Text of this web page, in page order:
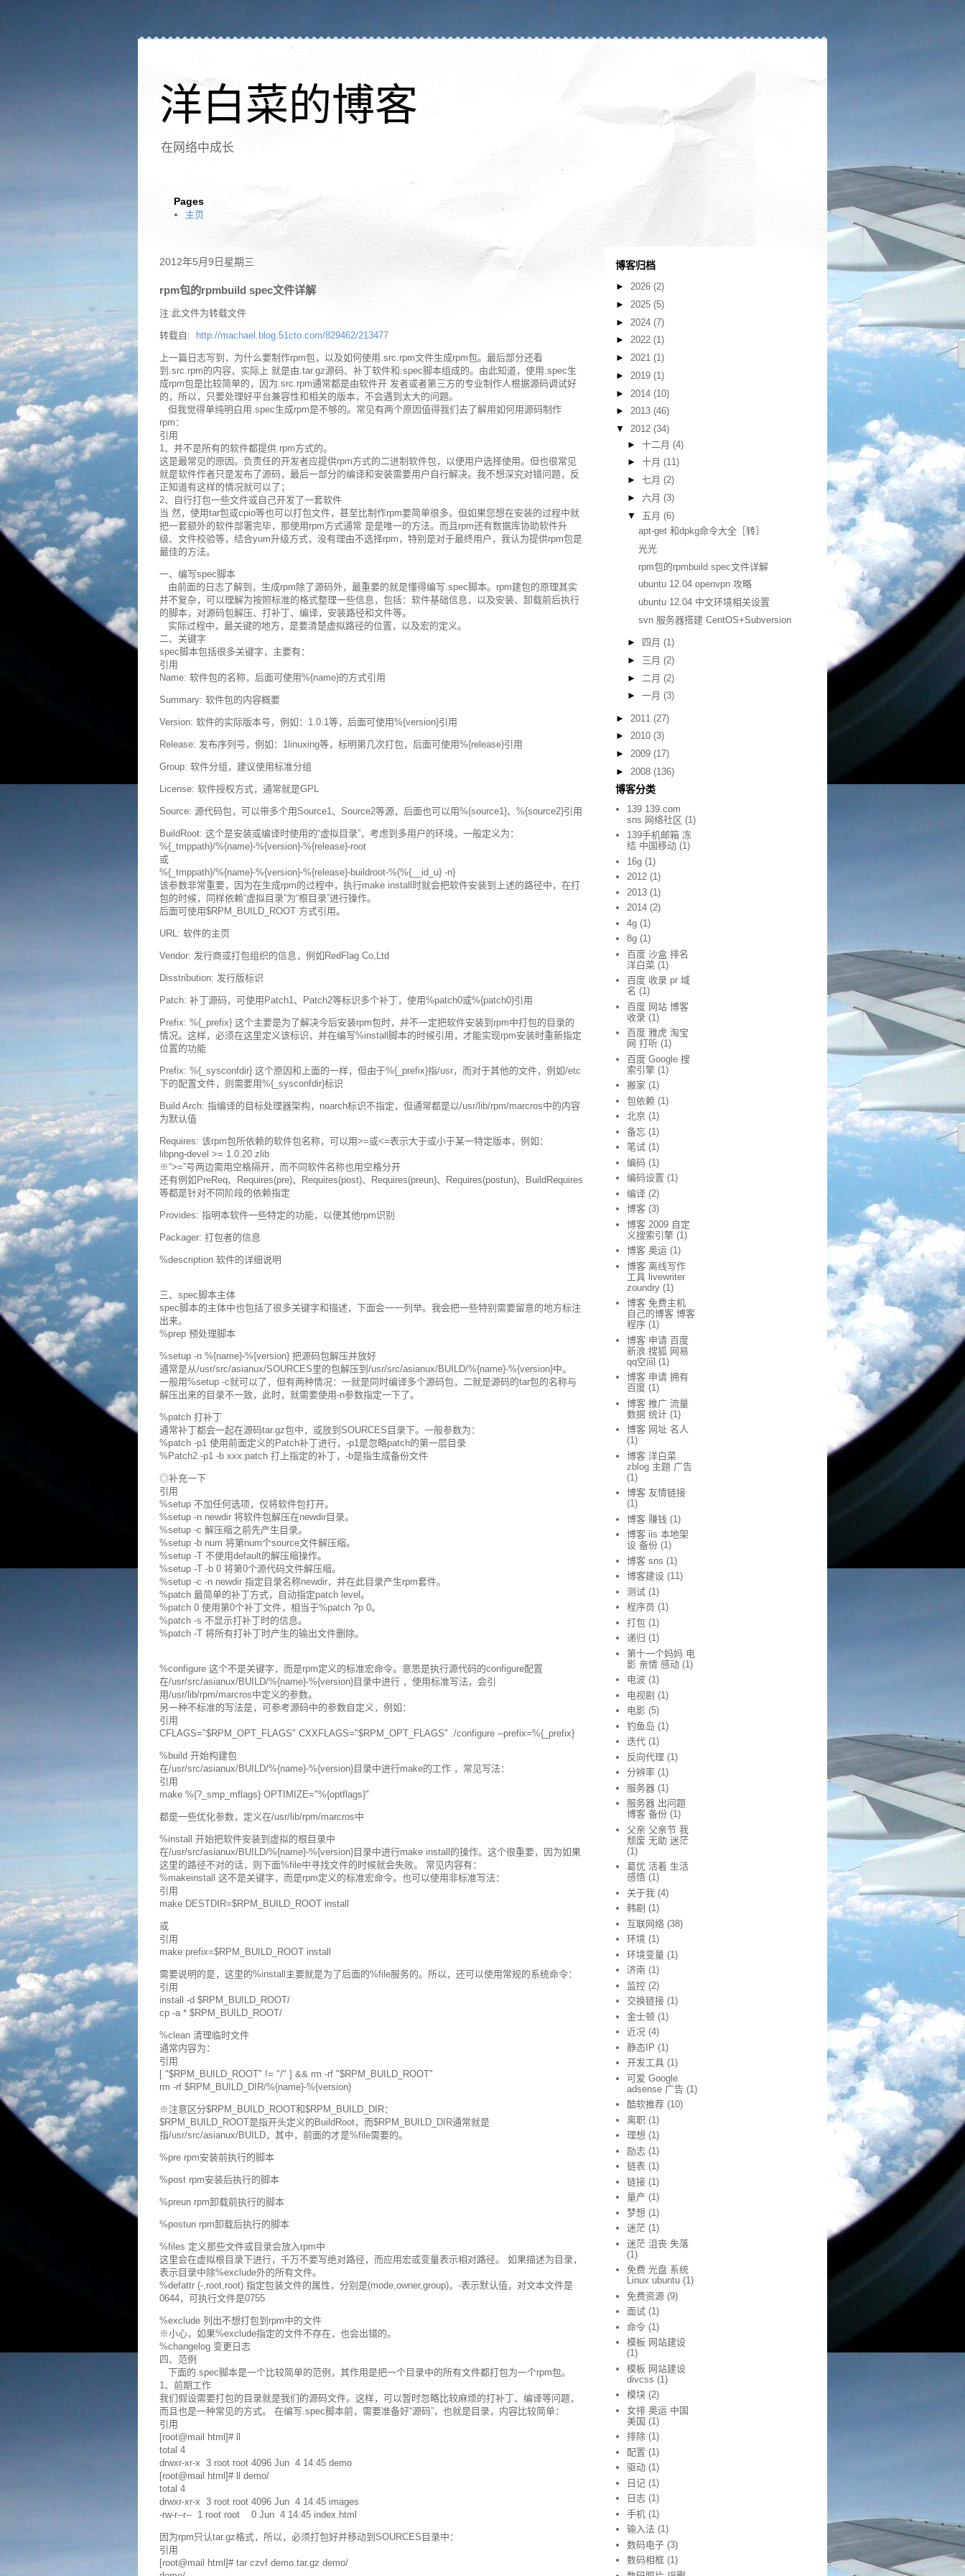
洋白菜的博客
在网络中成长
Pages
主页
2012年5月9日星期三
rpm包的rpmbuild spec文件详解
注:此文件为转载文件
转载自: http://machael.blog.51cto.com/829462/213477
上一篇日志写到，为什么要制作rpm包，以及如何使用.src.rpm文件生成rpm包。最后部分还看
到.src.rpm的内容，实际上 就是由.tar.gz源码、补丁软件和.spec脚本组成的。由此知道，使用.spec生
成rpm包是比较简单的，因为.src.rpm通常都是由软件开 发者或者第三方的专业制作人根据源码调试好
的，所以，只要处理好平台兼容性和相关的版本，不会遇到太大的问题。
但我觉得单纯明白用.spec生成rpm是不够的。常见有两个原因值得我们去了解用如何用源码制作
rpm：
引用
1、并不是所有的软件都提供.rpm方式的。
这是最常见的原因。负责任的开发者应提供rpm方式的二进制软件包，以便用户选择使用。但也很常见
就是软件作者只是发布了源码，最后一部分的编译和安装需要用户自行解决。我不想深究对错问题，反
正知道有这样的情况就可以了；
2、自行打包一些文件或自己开发了一套软件
当 然，使用tar包或cpio等也可以打包文件，甚至比制作rpm要简单很多。但如果您想在安装的过程中就
把一套额外的软件部署完毕，那使用rpm方式通常 是是唯一的方法。而且rpm还有数据库协助软件升
级、文件校验等，结合yum升级方式，没有理由不选择rpm，特别是对于最终用户，我认为提供rpm包是
最佳的方法。
一、编写spec脚本
由前面的日志了解到，生成rpm除了源码外，最重要的就是懂得编写.spec脚本。rpm建包的原理其实
并不复杂，可以理解为按照标准的格式整理一些信息，包括：软件基础信息，以及安装、卸载前后执行
的脚本，对源码包解压、打补丁、编译，安装路径和文件等。
实际过程中，最关键的地方，是要清楚虚拟路径的位置，以及宏的定义。
二、关键字
spec脚本包括很多关键字，主要有：
引用
Name: 软件包的名称，后面可使用%{name}的方式引用
Summary: 软件包的内容概要
Version: 软件的实际版本号，例如：1.0.1等，后面可使用%{version}引用
Release: 发布序列号，例如：1linuxing等，标明第几次打包，后面可使用%{release}引用
Group: 软件分组，建议使用标准分组
License: 软件授权方式，通常就是GPL
Source: 源代码包，可以带多个用Source1、Source2等源，后面也可以用%{source1}、%{source2}引用
BuildRoot: 这个是安装或编译时使用的“虚拟目录”，考虑到多用户的环境，一般定义为：
%{_tmppath}/%{name}-%{version}-%{release}-root
或
%{_tmppath}/%{name}-%{version}-%{release}-buildroot-%(%{__id_u} -n}
该参数非常重要，因为在生成rpm的过程中，执行make install时就会把软件安装到上述的路径中，在打
包的时候，同样依赖“虚拟目录”为“根目录”进行操作。
后面可使用$RPM_BUILD_ROOT 方式引用。
URL: 软件的主页
Vendor: 发行商或打包组织的信息，例如RedFlag Co,Ltd
Disstribution: 发行版标识
Patch: 补丁源码，可使用Patch1、Patch2等标识多个补丁，使用%patch0或%{patch0}引用
Prefix: %{_prefix} 这个主要是为了解决今后安装rpm包时，并不一定把软件安装到rpm中打包的目录的
情况。这样，必须在这里定义该标识，并在编写%install脚本的时候引用，才能实现rpm安装时重新指定
位置的功能
Prefix: %{_sysconfdir} 这个原因和上面的一样，但由于%{_prefix}指/usr，而对于其他的文件，例如/etc
下的配置文件，则需要用%{_sysconfdir}标识
Build Arch: 指编译的目标处理器架构，noarch标识不指定，但通常都是以/usr/lib/rpm/marcros中的内容
为默认值
Requires: 该rpm包所依赖的软件包名称，可以用>=或<=表示大于或小于某一特定版本，例如：
libpng-devel >= 1.0.20 zlib
※“>=”号两边需用空格隔开，而不同软件名称也用空格分开
还有例如PreReq、Requires(pre)、Requires(post)、Requires(preun)、Requires(postun)、BuildRequires
等都是针对不同阶段的依赖指定
Provides: 指明本软件一些特定的功能，以便其他rpm识别
Packager: 打包者的信息
%description 软件的详细说明
三、spec脚本主体
spec脚本的主体中也包括了很多关键字和描述，下面会一一列举。我会把一些特别需要留意的地方标注
出来。
%prep 预处理脚本
%setup -n %{name}-%{version} 把源码包解压并放好
通常是从/usr/src/asianux/SOURCES里的包解压到/usr/src/asianux/BUILD/%{name}-%{version}中。
一般用%setup -c就可以了，但有两种情况：一就是同时编译多个源码包，二就是源码的tar包的名称与
解压出来的目录不一致，此时，就需要使用-n参数指定一下了。
%patch 打补丁
通常补丁都会一起在源码tar.gz包中，或放到SOURCES目录下。一般参数为：
%patch -p1 使用前面定义的Patch补丁进行，-p1是忽略patch的第一层目录
%Patch2 -p1 -b xxx.patch 打上指定的补丁，-b是指生成备份文件
◎补充一下
引用
%setup 不加任何选项，仅将软件包打开。
%setup -n newdir 将软件包解压在newdir目录。
%setup -c 解压缩之前先产生目录。
%setup -b num 将第num个source文件解压缩。
%setup -T 不使用default的解压缩操作。
%setup -T -b 0 将第0个源代码文件解压缩。
%setup -c -n newdir 指定目录名称newdir，并在此目录产生rpm套件。
%patch 最简单的补丁方式，自动指定patch level。
%patch 0 使用第0个补丁文件，相当于%patch ?p 0。
%patch -s 不显示打补丁时的信息。
%patch -T 将所有打补丁时产生的输出文件删除。
%configure 这个不是关键字，而是rpm定义的标准宏命令。意思是执行源代码的configure配置
在/usr/src/asianux/BUILD/%{name}-%{version}目录中进行 ，使用标准写法，会引
用/usr/lib/rpm/marcros中定义的参数。
另一种不标准的写法是，可参考源码中的参数自定义，例如：
引用
CFLAGS="$RPM_OPT_FLAGS" CXXFLAGS="$RPM_OPT_FLAGS" ./configure --prefix=%{_prefix}
%build 开始构建包
在/usr/src/asianux/BUILD/%{name}-%{version}目录中进行make的工作 ，常见写法：
引用
make %{?_smp_mflags} OPTIMIZE="%{optflags}"
都是一些优化参数，定义在/usr/lib/rpm/marcros中
%install 开始把软件安装到虚拟的根目录中
在/usr/src/asianux/BUILD/%{name}-%{version}目录中进行make install的操作。这个很重要，因为如果
这里的路径不对的话，则下面%file中寻找文件的时候就会失败。 常见内容有：
%makeinstall 这不是关键字，而是rpm定义的标准宏命令。也可以使用非标准写法：
引用
make DESTDIR=$RPM_BUILD_ROOT install
或
引用
make prefix=$RPM_BUILD_ROOT install
需要说明的是，这里的%install主要就是为了后面的%file服务的。所以，还可以使用常规的系统命令：
引用
install -d $RPM_BUILD_ROOT/
cp -a * $RPM_BUILD_ROOT/
%clean 清理临时文件
通常内容为：
引用
[ "$RPM_BUILD_ROOT" != "/" ] && rm -rf "$RPM_BUILD_ROOT"
rm -rf $RPM_BUILD_DIR/%{name}-%{version}
※注意区分$RPM_BUILD_ROOT和$RPM_BUILD_DIR：
$RPM_BUILD_ROOT是指开头定义的BuildRoot，而$RPM_BUILD_DIR通常就是
指/usr/src/asianux/BUILD，其中，前面的才是%file需要的。
%pre rpm安装前执行的脚本
%post rpm安装后执行的脚本
%preun rpm卸载前执行的脚本
%postun rpm卸载后执行的脚本
%files 定义那些文件或目录会放入rpm中
这里会在虚拟根目录下进行，千万不要写绝对路径，而应用宏或变量表示相对路径。 如果描述为目录，
表示目录中除%exclude外的所有文件。
%defattr (-,root,root) 指定包装文件的属性，分别是(mode,owner,group)，-表示默认值，对文本文件是
0644，可执行文件是0755
%exclude 列出不想打包到rpm中的文件
※小心，如果%exclude指定的文件不存在，也会出错的。
%changelog 变更日志
四、范例
下面的.spec脚本是一个比较简单的范例，其作用是把一个目录中的所有文件都打包为一个rpm包。
1、前期工作
我们假设需要打包的目录就是我们的源码文件。这样，可以暂时忽略比较麻烦的打补丁、编译等问题，
而且也是一种常见的方式。 在编写.spec脚本前，需要准备好“源码”，也就是目录，内容比较简单：
引用
[root@mail html]# ll
total 4
drwxr-xr-x 3 root root 4096 Jun 4 14:45 demo
[root@mail html]# ll demo/
total 4
drwxr-xr-x 3 root root 4096 Jun 4 14:45 images
-rw-r--r-- 1 root root 0 Jun 4 14:45 index.html
因为rpm只认tar.gz格式，所以，必须打包好并移动到SOURCES目录中：
引用
[root@mail html]# tar czvf demo.tar.gz demo/
博客归档
► 2026 (2)
► 2025 (5)
► 2024 (7)
► 2022 (1)
► 2021 (1)
► 2019 (1)
► 2014 (10)
► 2013 (46)
▼ 2012 (34)
► 十二月 (4)
► 十月 (11)
► 七月 (2)
► 六月 (3)
▼ 五月 (6)
apt-get 和dpkg命令大全［转］
光光
rpm包的rpmbuild spec文件详解
ubuntu 12.04 openvpn 攻略
ubuntu 12.04 中文环境相关设置
svn 服务器搭建 CentOS+Subversion
► 四月 (1)
► 三月 (2)
► 二月 (2)
► 一月 (3)
► 2011 (27)
► 2010 (3)
► 2009 (17)
► 2008 (136)
博客分类
139 139.com
sns 网络社区 (1)
139手机邮箱 冻
结 中国移动 (1)
16g (1)
2012 (1)
2013 (1)
2014 (2)
4g (1)
8g (1)
百度 沙盒 排名
洋白菜 (1)
百度 收录 pr 域
名 (1)
百度 网站 博客
收录 (1)
百度 雅虎 淘宝
网 打听 (1)
百度 Google 搜
索引擎 (1)
搬家 (1)
包依赖 (1)
北京 (1)
备忘 (1)
笔试 (1)
编码 (1)
编码设置 (1)
编译 (2)
博客 (3)
博客 2009 自定
义搜索引擎 (1)
博客 奥运 (1)
博客 离线写作
工具 livewriter
zoundry (1)
博客 免费主机
自己的博客 博客
程序 (1)
博客 申请 百度
新浪.搜狐 网易
qq空间 (1)
博客 申请 拥有
百度 (1)
博客 推广 流量
数据 统计 (1)
博客 网址 名人
(1)
博客 洋白菜
zblog 主题 广告
(1)
博客 友情链接
(1)
博客 赚钱 (1)
博客 iis 本地架
设 备份 (1)
博客 sns (1)
博客建设 (11)
测试 (1)
程序员 (1)
打包 (1)
递归 (1)
第十一个妈妈 电
影 亲情 感动 (1)
电波 (1)
电视剧 (1)
电影 (5)
钓鱼岛 (1)
迭代 (1)
反向代理 (1)
分辨率 (1)
服务器 (1)
服务器 出问题
博客 备份 (1)
父亲 父亲节 我
颓废 无助 迷茫
(1)
葛优 活着 生活
感悟 (1)
关于我 (4)
韩剧 (1)
互联网络 (38)
环境 (1)
环境变量 (1)
济南 (1)
监控 (2)
交换链接 (1)
金士顿 (1)
近况 (4)
静态IP (1)
开发工具 (1)
可爱 Google
adsense 广告 (1)
酷软推荐 (10)
离职 (1)
理想 (1)
励志 (1)
链表 (1)
链接 (1)
量产 (1)
梦想 (1)
迷茫 (1)
迷茫 沮丧 失落
(1)
免费 光盘 系统
Linux ubuntu (1)
免费资源 (9)
面试 (1)
命令 (1)
模板 网站建设
(1)
模板 网站建设
divcss (1)
模块 (2)
女排 奥运 中国
美国 (1)
排除 (1)
配置 (1)
驱动 (1)
日记 (1)
日志 (1)
手机 (1)
输入法 (1)
数码电子 (3)
数码相框 (1)